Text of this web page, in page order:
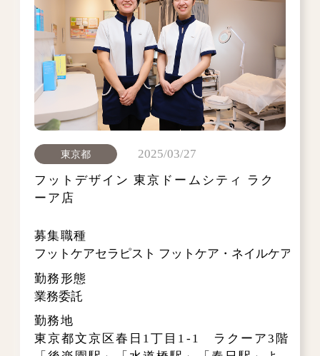
東京都
2025/03/27
フットデザイン 東京ドームシティ ラク
ーア店
募集職種
フットケアセラピスト フットケア・ネイルケア・レ
勤務形態
業務委託
勤務地
東京都文京区春日1丁目1-1 ラクーア3階